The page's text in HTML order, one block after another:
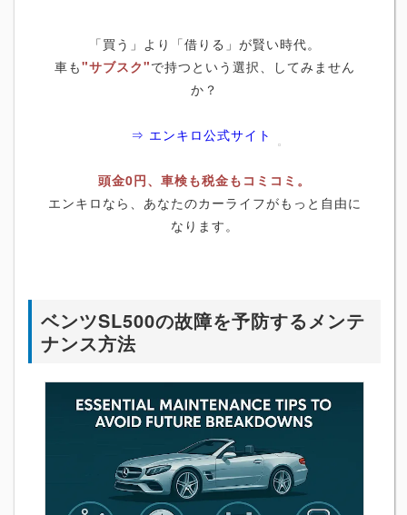
「買う」より「借りる」が賢い時代。
車も"サブスク"で持つという選択、してみません
か？
⇒ エンキロ公式サイト
頭金0円、車検も税金もコミコミ。
エンキロなら、あなたのカーライフがもっと自由に
なります。
ベンツSL500の故障を予防するメンテ
ナンス方法